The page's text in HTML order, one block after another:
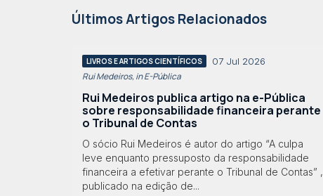
Últimos Artigos Relacionados
LIVROS E ARTIGOS CIENTÍFICOS 07 Jul 2026
Rui Medeiros, in E-Pública
Rui Medeiros publica artigo na e-Pública
sobre responsabilidade financeira perante
o Tribunal de Contas
O sócio Rui Medeiros é autor do artigo “A culpa
leve enquanto pressuposto da responsabilidade
financeira a efetivar perante o Tribunal de Contas” ,
publicado na edição de...